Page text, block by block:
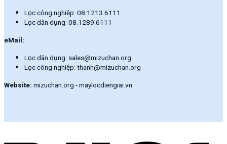
Lọc công nghiệp: 08.1213.6111
Lọc dân dụng: 08.1289.6111
eMail:
Lọc dân dụng: sales@mizuchan.org
Lọc công nghiệp: thanh@mizuchan.org
Website: mizuchan.org - maylocdiengiai.vn